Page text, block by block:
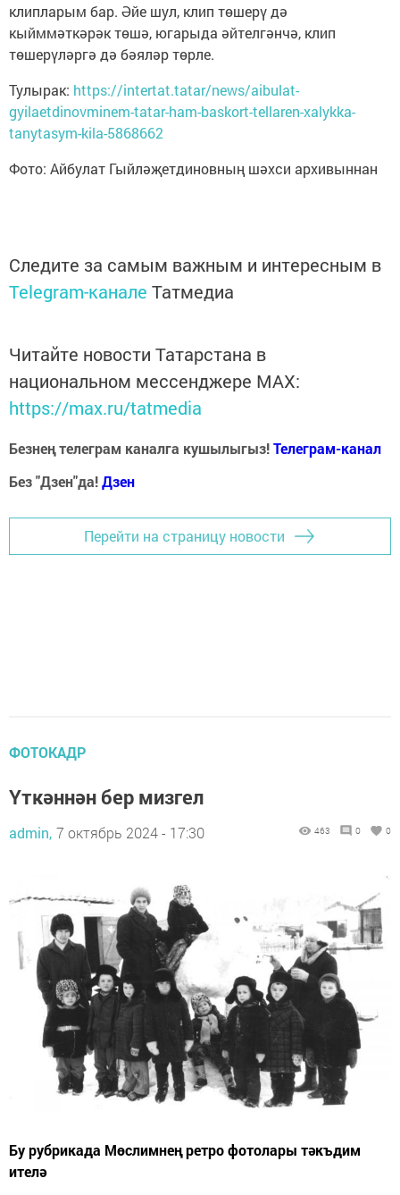
клипларым бар. Әйе шул, клип төшерү дә
кыйммәткәрәк төшә, югарыда әйтелгәнчә, клип
төшерүләргә дә бәяләр төрле.
Тулырак: https://intertat.tatar/news/aibulat-
gyilaetdinovminem-tatar-ham-baskort-tellaren-xalykka-
tanytasym-kila-5868662
Фото: Айбулат Гыйләҗетдиновның шәхси архивыннан
Следите за самым важным и интересным в
Telegram-канале Татмедиа
Читайте новости Татарстана в
национальном мессенджере MАХ:
https://max.ru/tatmedia
Безнең телеграм каналга кушылыгыз!Телеграм-канал
Без "Дзен"да!Дзен
Перейти на страницу новости
ФОТОКАДР
Үткәннән бер мизгел
admin, 7 октябрь 2024 - 17:30 463 0 0
Бу рубрикада Мөслимнең ретро фотолары тәкъдим
ителә